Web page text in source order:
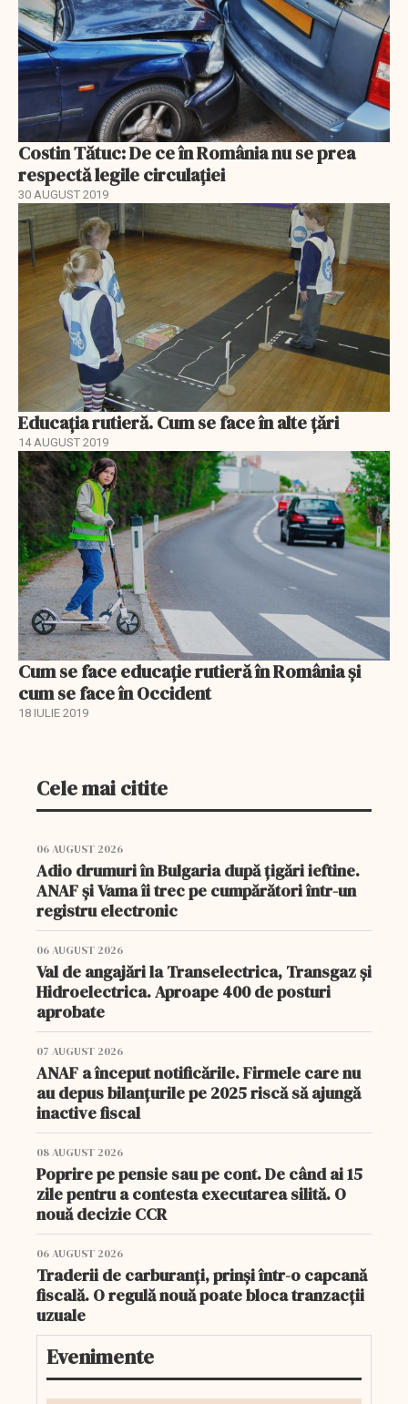
Costin Tătuc: De ce în România nu se prea
respectă legile circulației
30 AUGUST 2019
Educația rutieră. Cum se face în alte țări
14 AUGUST 2019
Cum se face educație rutieră în România și
cum se face în Occident
18 IULIE 2019
Cele mai citite
06 AUGUST 2026
Adio drumuri în Bulgaria după țigări ieftine.
ANAF și Vama îi trec pe cumpărători într-un
registru electronic
06 AUGUST 2026
Val de angajări la Transelectrica, Transgaz și
Hidroelectrica. Aproape 400 de posturi
aprobate
07 AUGUST 2026
ANAF a început notificările. Firmele care nu
au depus bilanțurile pe 2025 riscă să ajungă
inactive fiscal
08 AUGUST 2026
Poprire pe pensie sau pe cont. De când ai 15
zile pentru a contesta executarea silită. O
nouă decizie CCR
06 AUGUST 2026
Traderii de carburanți, prinși într-o capcană
fiscală. O regulă nouă poate bloca tranzacții
uzuale
Evenimente